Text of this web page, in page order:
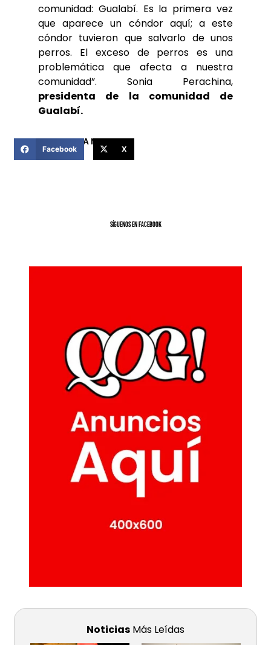
comunidad: Gualabí. Es la primera vez
que aparece un cóndor aquí; a este
cóndor tuvieron que salvarlo de unos
perros. El exceso de perros es una
problemática que afecta a nuestra
comunidad”. Sonia Perachina,
presidenta de la comunidad de
Gualabí.
COMPARTIR ESTA NOTICIA
Facebook X
SíGUENOS EN FACEBOOK
Noticias Más Leídas